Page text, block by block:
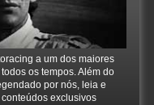
a um dos maiores
os tempos. Além do
por nós, leia e
exclusivos